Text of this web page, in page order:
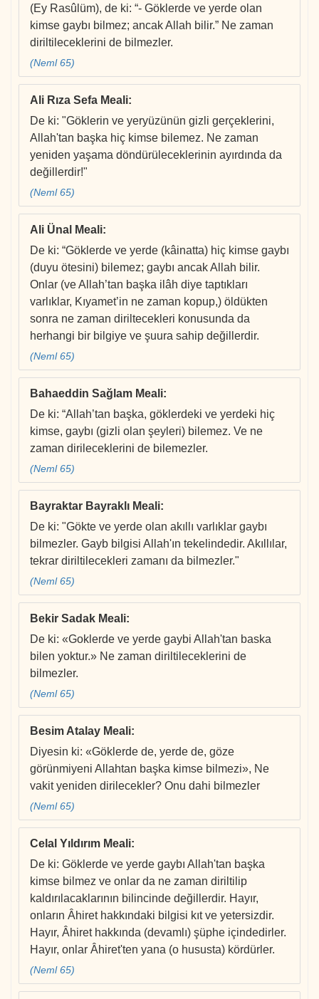
(Ey Rasûlüm), de ki: “- Göklerde ve yerde olan
kimse gaybı bilmez; ancak Allah bilir.” Ne zaman
diriltileceklerini de bilmezler.
(Neml 65)
Ali Rıza Sefa Meali:
De ki: "Göklerin ve yeryüzünün gizli gerçeklerini,
Allah'tan başka hiç kimse bilemez. Ne zaman
yeniden yaşama döndürüleceklerinin ayırdında da
değillerdir!"
(Neml 65)
Ali Ünal Meali:
De ki: “Göklerde ve yerde (kâinatta) hiç kimse gaybı
(duyu ötesini) bilemez; gaybı ancak Allah bilir.
Onlar (ve Allah’tan başka ilâh diye taptıkları
varlıklar, Kıyamet’in ne zaman kopup,) öldükten
sonra ne zaman diriltecekleri konusunda da
herhangi bir bilgiye ve şuura sahip değillerdir.
(Neml 65)
Bahaeddin Sağlam Meali:
De ki: “Allah’tan başka, göklerdeki ve yerdeki hiç
kimse, gaybı (gizli olan şeyleri) bilemez. Ve ne
zaman dirileceklerini de bilemezler.
(Neml 65)
Bayraktar Bayraklı Meali:
De ki: "Gökte ve yerde olan akıllı varlıklar gaybı
bilmezler. Gayb bilgisi Allah'ın tekelindedir. Akıllılar,
tekrar diriltilecekleri zamanı da bilmezler."
(Neml 65)
Bekir Sadak Meali:
De ki: «Goklerde ve yerde gaybi Allah'tan baska
bilen yoktur.» Ne zaman diriltileceklerini de
bilmezler.
(Neml 65)
Besim Atalay Meali:
Diyesin ki: «Göklerde de, yerde de, göze
görünmiyeni Allahtan başka kimse bilmezi», Ne
vakit yeniden dirilecekler? Onu dahi bilmezler
(Neml 65)
Celal Yıldırım Meali:
De ki: Göklerde ve yerde gaybı Allah'tan başka
kimse bilmez ve onlar da ne zaman diriltilip
kaldırılacaklarının bilincinde değillerdir. Hayır,
onların Âhiret hakkındaki bilgisi kıt ve yetersizdir.
Hayır, Âhiret hakkında (devamlı) şüphe içindedirler.
Hayır, onlar Âhiret'ten yana (o hususta) kördürler.
(Neml 65)